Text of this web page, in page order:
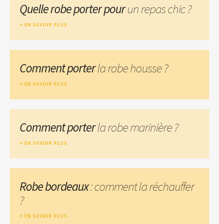
Quelle robe porter pourun repas chic ?
EN SAVOIR PLUS
Comment porterla robe housse ?
EN SAVOIR PLUS
Comment porterla robe marinière ?
EN SAVOIR PLUS
Robe bordeaux: comment la réchauffer
?
EN SAVOIR PLUS